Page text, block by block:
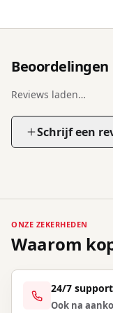
Beoordelingen
Reviews laden…
Schrijf een
ONZE ZEKERHEDEN
Waarom
24/7
Ook na